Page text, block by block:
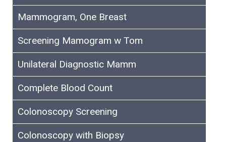
Mammogram, One Breast
Screening Mamogram w Tom
Unilateral Diagnostic Mamm
Complete Blood Count
Colonoscopy Screening
Colonoscopy with Biopsy